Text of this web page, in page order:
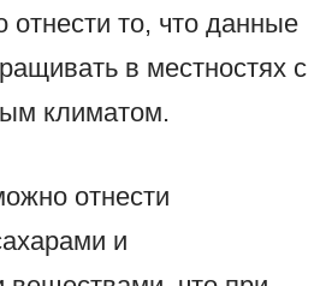
то, что данные
в местностях с
климатом.
отнести
и